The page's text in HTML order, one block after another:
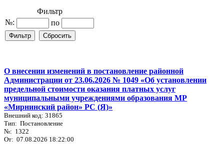
Фильтр
№:
по
О внесении изменений в постановление районной
Администрации от 23.06.2026 № 1049 «Об установлении
предельной стоимости оказания платных услуг
муниципальными учреждениями образования МР
«Мирнинский район» РС (Я)»
Внешний код: 31865
Тип: Постановление
№: 1322
От: 07.08.2026 18:22:00